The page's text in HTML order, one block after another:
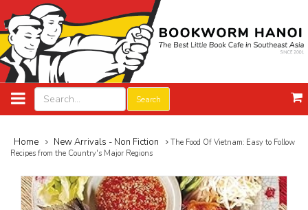
Search
Home New Arrivals - Non Fiction
The Food Of Vietnam: Easy to Follow
Recipes from the Country's Major Regions